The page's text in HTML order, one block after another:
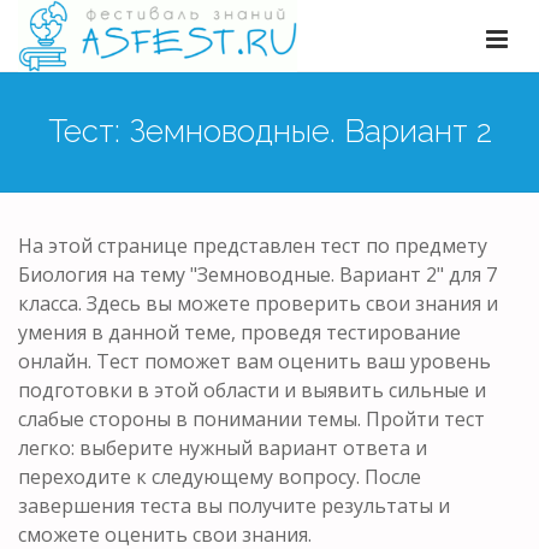
Тест: Земноводные. Вариант 2
На этой странице представлен тест по предмету
Биология на тему "Земноводные. Вариант 2" для 7
класса. Здесь вы можете проверить свои знания и
умения в данной теме, проведя тестирование
онлайн. Тест поможет вам оценить ваш уровень
подготовки в этой области и выявить сильные и
слабые стороны в понимании темы. Пройти тест
легко: выберите нужный вариант ответа и
переходите к следующему вопросу. После
завершения теста вы получите результаты и
сможете оценить свои знания.